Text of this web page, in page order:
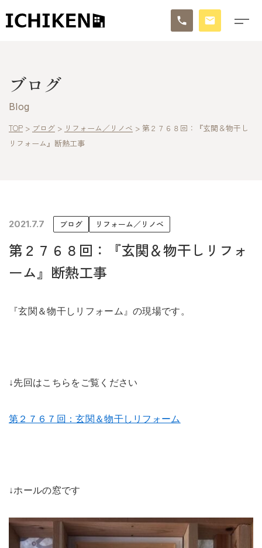
ブログ
施工事例
未来に住み継ぐ平屋
Tel. 0257-27-2157
ブログ
Blog
TOP > ブログ > リフォーム／リノベ > 第２７６８回：『玄関＆物干し
リフォーム』断熱工事
2021.7.7 ブログ リフォーム／リノベ
第２７６８回：『玄関＆物干しリフォ
ーム』断熱工事
『玄関＆物干しリフォーム』の現場です。
↓先回はこちらをご覧ください
第２７６７回：玄関＆物干しリフォーム
↓ホールの窓です